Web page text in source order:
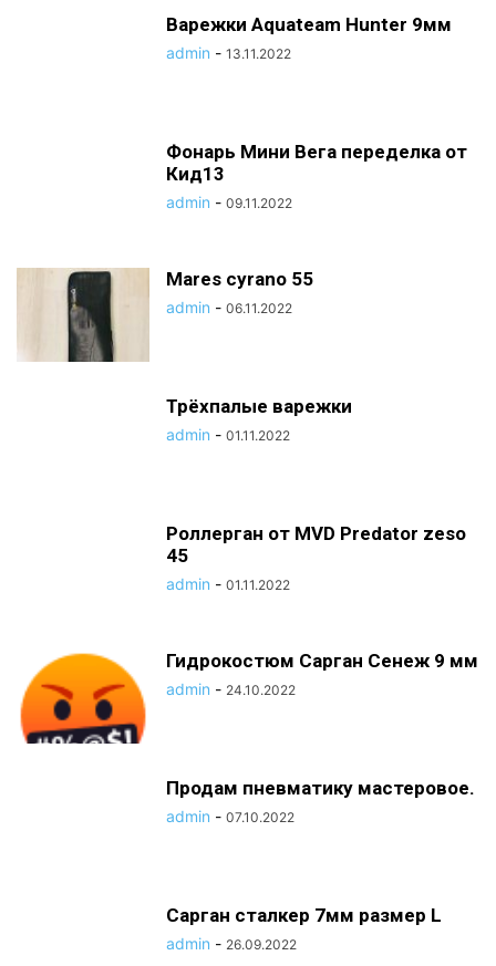
Варежки Aquateam Hunter 9мм
admin - 13.11.2022
Фонарь Мини Вега переделка от
Кид13
admin - 09.11.2022
Mares cyrano 55
admin - 06.11.2022
Трёхпалые варежки
admin - 01.11.2022
Роллерган от MVD Predator zeso
45
admin - 01.11.2022
Гидрокостюм Сарган Сенеж 9 мм
admin - 24.10.2022
Продам пневматику мастеровое.
admin - 07.10.2022
Сарган сталкер 7мм размер L
admin - 26.09.2022